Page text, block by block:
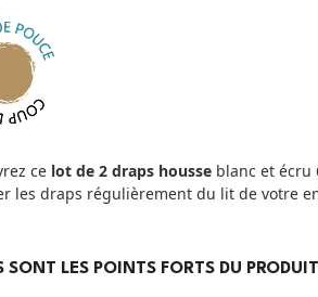
ce lot de 2 draps housse blanc et écru
les draps régulièrement du lit de votre
SONT LES POINTS FORTS DU